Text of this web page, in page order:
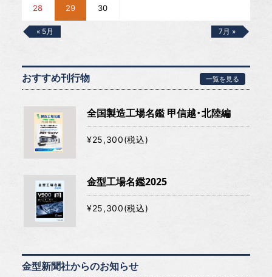
28 29 30
« 5月 7月 »
おすすめ刊行物 一覧を見る
全国製造工場名鑑 甲信越・北陸編
¥25,300(税込)
金型工場名鑑2025
¥25,300(税込)
金型新聞社からのお知らせ